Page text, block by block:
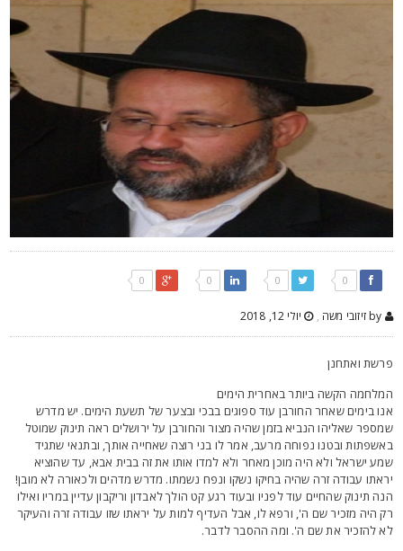
, יולי 12, 2018
ואתחנן
הקשה ביותר באחרית הימים
בימים שאחר החורבן עוד ספוגים בבכי ובצער של תשעת הימים. יש מדרש
שאליהו הנביא בזמן שהיה מצור והחורבן על ירושלים ראה תינוק שמוטל
ובטנו נפוחה מרעב, אמר לו בני רוצה שאחייה אותך, ובתנאי שתגיד
ישראל ולא היה מוכן מאחר ולא למדו אותו את זה בבית אבא, עד שהוציא
עבודה זרה שהיה בחיקו נשקו ונפח נשמתו. מדרש מדהים ולכאורה לא מובן!
תינוק שהחיים עוד לפניו ובעוד רגע קט הולך לאבדון וריקבון עדיין במריו ואילו
היה מזכיר שם ה', ורפא לו, אבל העדיף למות על יראתו שזו עבודה זרה והעיקר
להזכיר את שם ה'. ומה ההסבר לדבר.